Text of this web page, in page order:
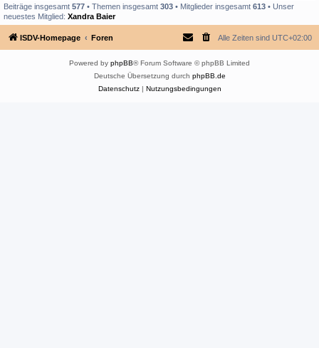
Beiträge insgesamt 577 • Themen insgesamt 303 • Mitglieder insgesamt 613 • Unser
neuestes Mitglied: Xandra Baier
ISDV-Homepage Foren Alle Zeiten sind UTC+02:00
Powered by phpBB® Forum Software © phpBB Limited
Deutsche Übersetzung durch phpBB.de
Datenschutz| Nutzungsbedingungen